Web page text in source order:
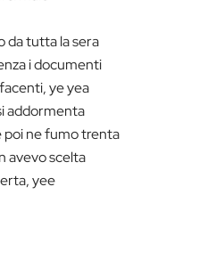
da tutta la sera
i documenti
ye yea
addormenta
poi ne fumo trenta
avevo scelta
yee